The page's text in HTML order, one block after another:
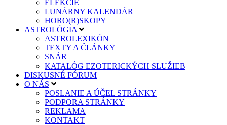
ELEKCIE
LUNÁRNY KALENDÁR
HORO(R)SKOPY
ASTROLÓGIA
ASTROLEXIKÓN
TEXTY A ČLÁNKY
SNÁR
KATALÓG EZOTERICKÝCH SLUŽIEB
DISKUSNÉ FÓRUM
O NÁS
POSLANIE A ÚČEL STRÁNKY
PODPORA STRÁNKY
REKLAMA
KONTAKT